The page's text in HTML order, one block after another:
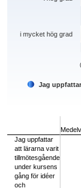
Jag
i mycket hög grad
Jag uppfattar
att lärarna varit
tillmötesgående
under kursens
gång för idéer
och